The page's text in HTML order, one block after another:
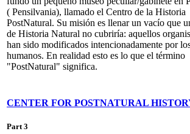
( Pensilvania), llamado el Centro de la Historia
PostNatural. Su misión es llenar un vacío que
de Historia Natural no cubriría: aquellos
han sido modificados intencionadamente por
humanos. En realidad esto es lo que el término
"PostNatural" significa.
CENTER FOR POSTNATURAL
Part 3